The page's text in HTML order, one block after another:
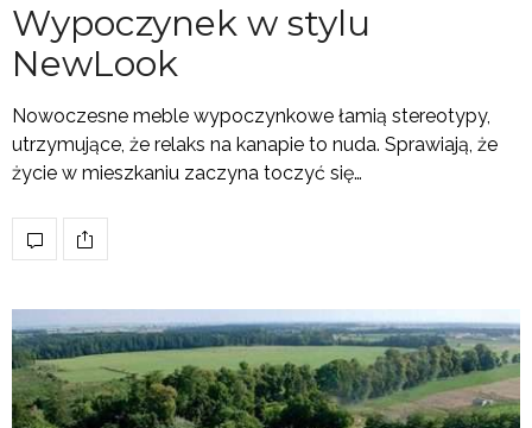
Wypoczynek w stylu
NewLook
Nowoczesne meble wypoczynkowe łamią stereotypy,
utrzymujące, że relaks na kanapie to nuda. Sprawiają, że
życie w mieszkaniu zaczyna toczyć się…